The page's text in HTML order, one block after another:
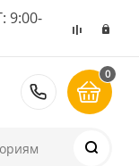
8 (495)
0